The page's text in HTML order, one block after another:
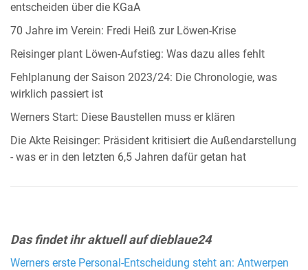
entscheiden über die KGaA
70 Jahre im Verein: Fredi Heiß zur Löwen-Krise
Reisinger plant Löwen-Aufstieg: Was dazu alles fehlt
Fehlplanung der Saison 2023/24: Die Chronologie, was
wirklich passiert ist
Werners Start: Diese Baustellen muss er klären
Die Akte Reisinger: Präsident kritisiert die Außendarstellung
- was er in den letzten 6,5 Jahren dafür getan hat
Das findet ihr aktuell auf dieblaue24
Werners erste Personal-Entscheidung steht an: Antwerpen